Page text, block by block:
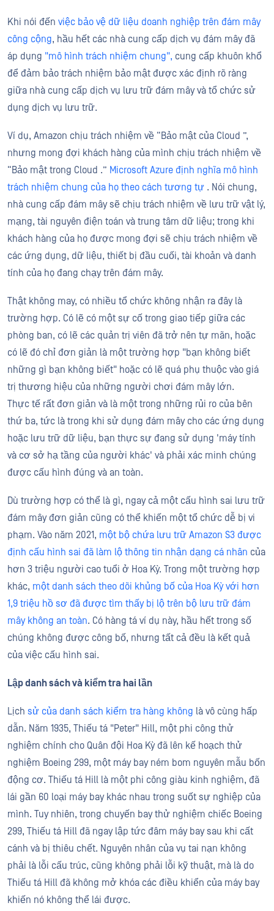
Khi nói đến việc bảo vệ dữ liệu doanh nghiệp trên đám mây
công cộng, hầu hết các nhà cung cấp dịch vụ đám mây đã
áp dụng "mô hình trách nhiệm chung", cung cấp khuôn khổ
để đảm bảo trách nhiệm bảo mật được xác định rõ ràng
giữa nhà cung cấp dịch vụ lưu trữ đám mây và tổ chức sử
dụng dịch vụ lưu trữ.
Ví dụ, Amazon chịu trách nhiệm về “Bảo mật của Cloud ”,
nhưng mong đợi khách hàng của mình chịu trách nhiệm về
“Bảo mật trong Cloud .” Microsoft Azure định nghĩa mô hình
trách nhiệm chung của họ theo cách tương tự . Nói chung,
nhà cung cấp đám mây sẽ chịu trách nhiệm về lưu trữ vật lý,
mạng, tài nguyên điện toán và trung tâm dữ liệu; trong khi
khách hàng của họ được mong đợi sẽ chịu trách nhiệm về
các ứng dụng, dữ liệu, thiết bị đầu cuối, tài khoản và danh
tính của họ đang chạy trên đám mây.
Thật không may, có nhiều tổ chức không nhận ra đây là
trường hợp. Có lẽ có một sự cố trong giao tiếp giữa các
phòng ban, có lẽ các quản trị viên đã trở nên tự mãn, hoặc
có lẽ đó chỉ đơn giản là một trường hợp "bạn không biết
những gì bạn không biết" hoặc có lẽ quá phụ thuộc vào giá
trị thương hiệu của những người chơi đám mây lớn.
Thực tế rất đơn giản và là một trong những rủi ro của bên
thứ ba, tức là trong khi sử dụng đám mây cho các ứng dụng
hoặc lưu trữ dữ liệu, bạn thực sự đang sử dụng 'máy tính
và cơ sở hạ tầng của người khác' và phải xác minh chúng
được cấu hình đúng và an toàn.
Dù trường hợp có thể là gì, ngay cả một cấu hình sai lưu trữ
đám mây đơn giản cũng có thể khiến một tổ chức dễ bị vi
phạm. Vào năm 2021, một bộ chứa lưu trữ Amazon S3 được
định cấu hình sai đã làm lộ thông tin nhận dạng cá nhân của
hơn 3 triệu người cao tuổi ở Hoa Kỳ. Trong một trường hợp
khác, một danh sách theo dõi khủng bố của Hoa Kỳ với hơn
1,9 triệu hồ sơ đã được tìm thấy bị lộ trên bộ lưu trữ đám
mây không an toàn. Có hàng tá ví dụ này, hầu hết trong số
chúng không được công bố, nhưng tất cả đều là kết quả
của việc cấu hình sai.
Lập danh sách và kiểm tra hai lần
Lịch sử của danh sách kiểm tra hàng không là vô cùng hấp
dẫn. Năm 1935, Thiếu tá "Peter" Hill, một phi công thử
nghiệm chính cho Quân đội Hoa Kỳ đã lên kế hoạch thử
nghiệm Boeing 299, một máy bay ném bom nguyên mẫu bốn
động cơ. Thiếu tá Hill là một phi công giàu kinh nghiệm, đã
lái gần 60 loại máy bay khác nhau trong suốt sự nghiệp của
mình. Tuy nhiên, trong chuyến bay thử nghiệm chiếc Boeing
299, Thiếu tá Hill đã ngay lập tức đâm máy bay sau khi cất
cánh và bị thiêu chết. Nguyên nhân của vụ tai nạn không
phải là lỗi cấu trúc, cũng không phải lỗi kỹ thuật, mà là do
Thiếu tá Hill đã không mở khóa các điều khiển của máy bay
khiến nó không thể lái được.